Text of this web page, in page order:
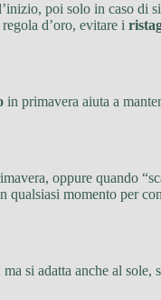
poi solo in caso di
d’oro, evitare i
in primavera aiuta a
oppure quando
qualsiasi momento per
ma si adatta anche al sole,